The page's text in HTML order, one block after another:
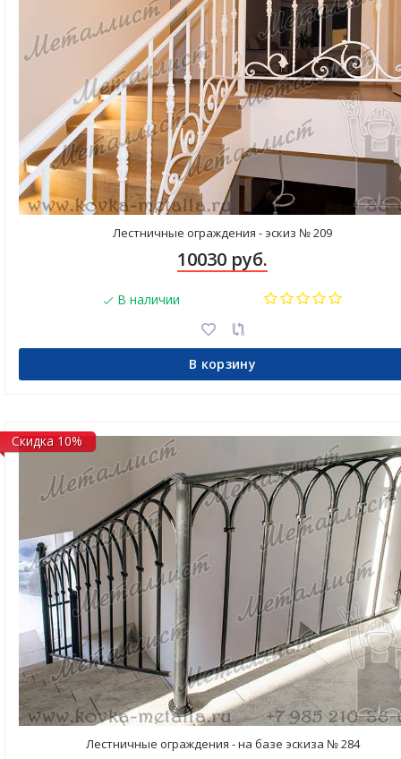
Лестничные ограждения - эскиз № 209
10030 руб.
В наличии
В корзину
Скидка 10%
Лестничные ограждения - на базе эскиза № 284